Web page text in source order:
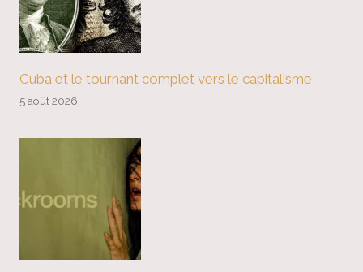
Cuba et le tournant complet vers le capitalisme
5 août 2026